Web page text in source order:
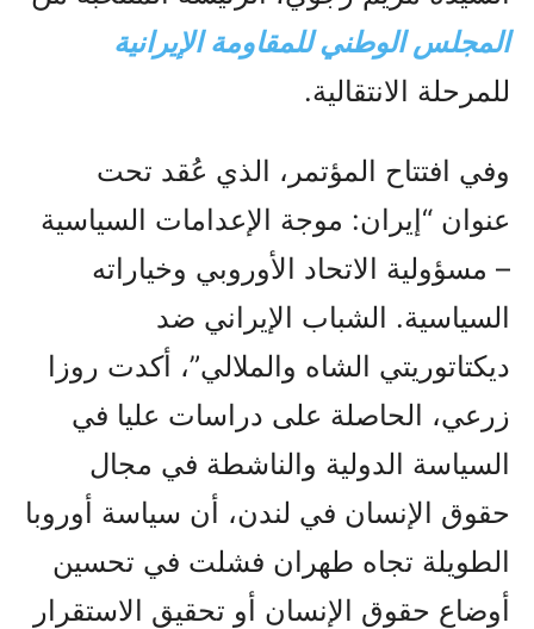
المجلس الوطني للمقاومة الإيرانية
للمرحلة الانتقالية.
وفي افتتاح المؤتمر، الذي عُقد تحت
عنوان “إيران: موجة الإعدامات السياسية
– مسؤولية الاتحاد الأوروبي وخياراته
السياسية. الشباب الإيراني ضد
ديكتاتوريتي الشاه والملالي”، أكدت روزا
زرعي، الحاصلة على دراسات عليا في
السياسة الدولية والناشطة في مجال
حقوق الإنسان في لندن، أن سياسة أوروبا
الطويلة تجاه طهران فشلت في تحسين
أوضاع حقوق الإنسان أو تحقيق الاستقرار